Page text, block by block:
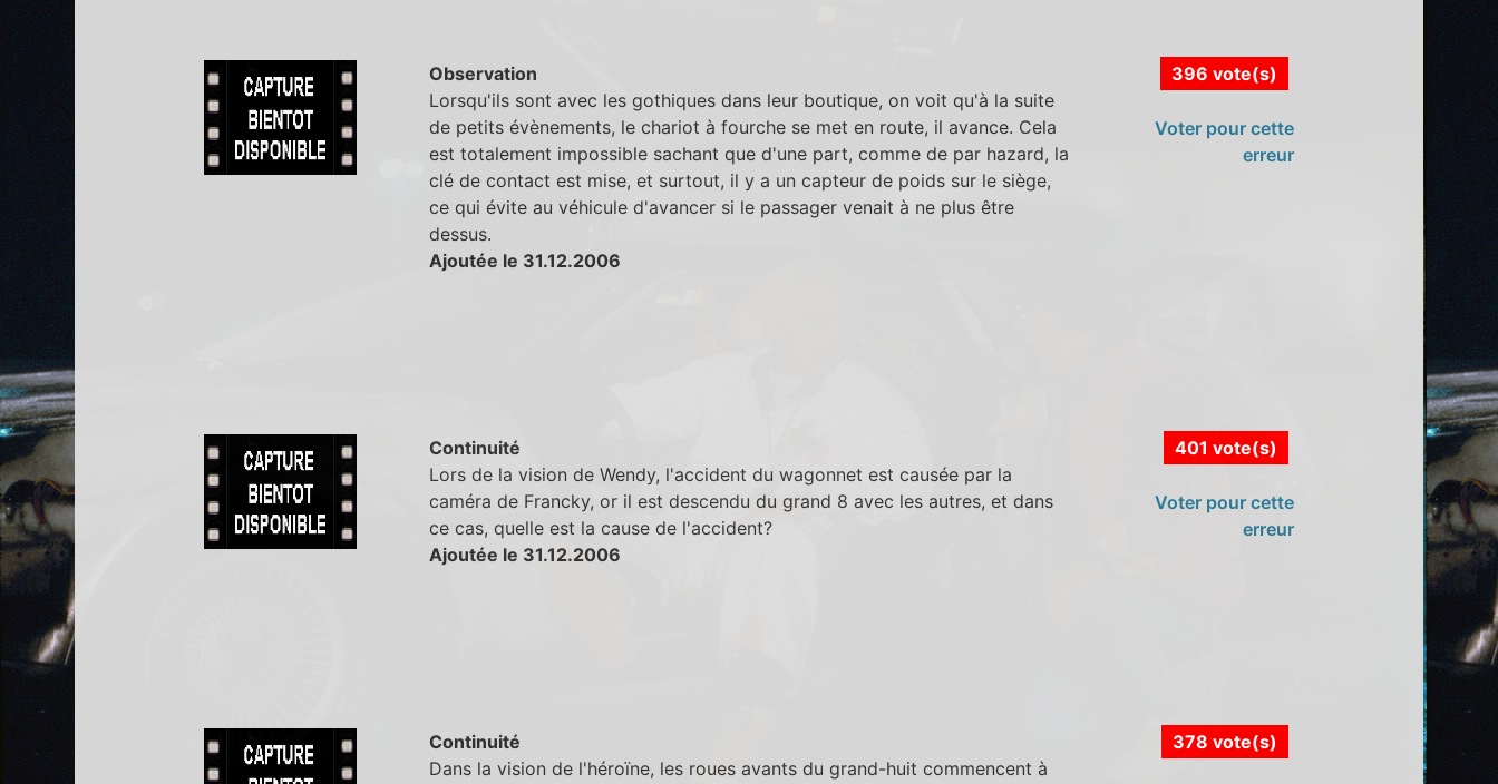
Observation
Lorsqu'ils sont avec les gothiques dans leur boutique, on voit qu'à la suite
de petits évènements, le chariot à fourche se met en route, il avance. Cela
est totalement impossible sachant que d'une part, comme de par hazard, la
clé de contact est mise, et surtout, il y a un capteur de poids sur le siège,
ce qui évite au véhicule d'avancer si le passager venait à ne plus être
dessus.
Ajoutée le 31.12.2006
396 vote(s)
Voter pour cette
erreur
Continuité
Lors de la vision de Wendy, l'accident du wagonnet est causée par la
caméra de Francky, or il est descendu du grand 8 avec les autres, et dans
ce cas, quelle est la cause de l'accident?
Ajoutée le 31.12.2006
401 vote(s)
Voter pour cette
erreur
Continuité
Dans la vision de l'héroïne, les roues avants du grand-huit commencent à
378 vote(s)